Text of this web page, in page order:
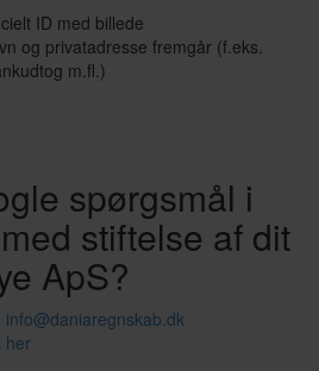
ID med billede
og privatadresse fremgår (f.eks.
m.fl.)
spørgsmål i
stiftelse af dit
ApS?
info@daniaregnskab.dk
her